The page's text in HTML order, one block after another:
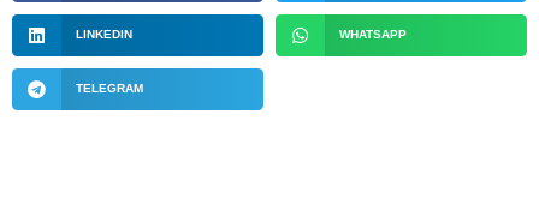
LINKEDIN WHATSAPP
TELEGRAM